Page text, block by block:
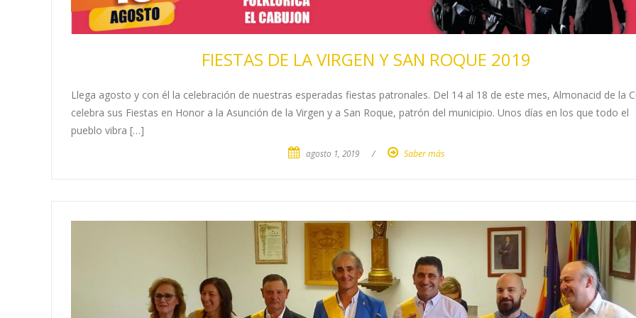
FIESTAS DE LA VIRGEN Y SAN ROQUE 2019
Llega agosto y con él la celebración de nuestras esperadas fiestas patronales. Del 14 al 18 de este mes, Almonacid de la
celebra sus Fiestas en Honor a la Asunción de la Virgen y a San Roque, patrón del municipio. Unos días en los que todo el
pueblo vibra […]
agosto 1, 2019 / Saber más